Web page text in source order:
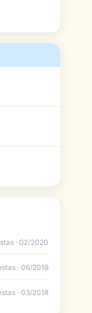
· 02/2020
· 06/2019
· 03/2018